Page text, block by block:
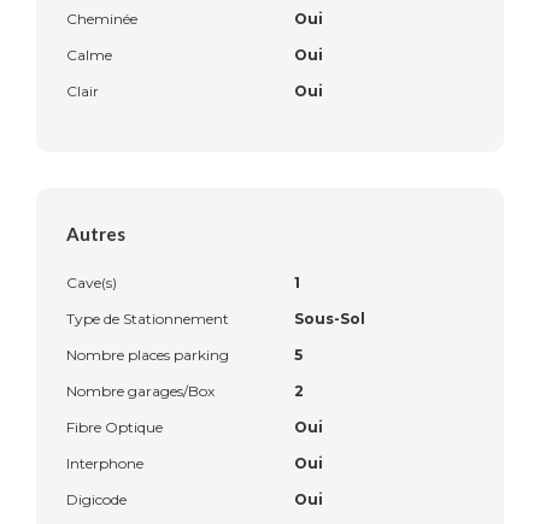
Cheminée
Oui
Calme
Oui
Clair
Oui
Autres
Cave(s)
1
Type de Stationnement
Sous-Sol
Nombre places parking
5
Nombre garages/Box
2
Fibre Optique
Oui
Interphone
Oui
Digicode
Oui